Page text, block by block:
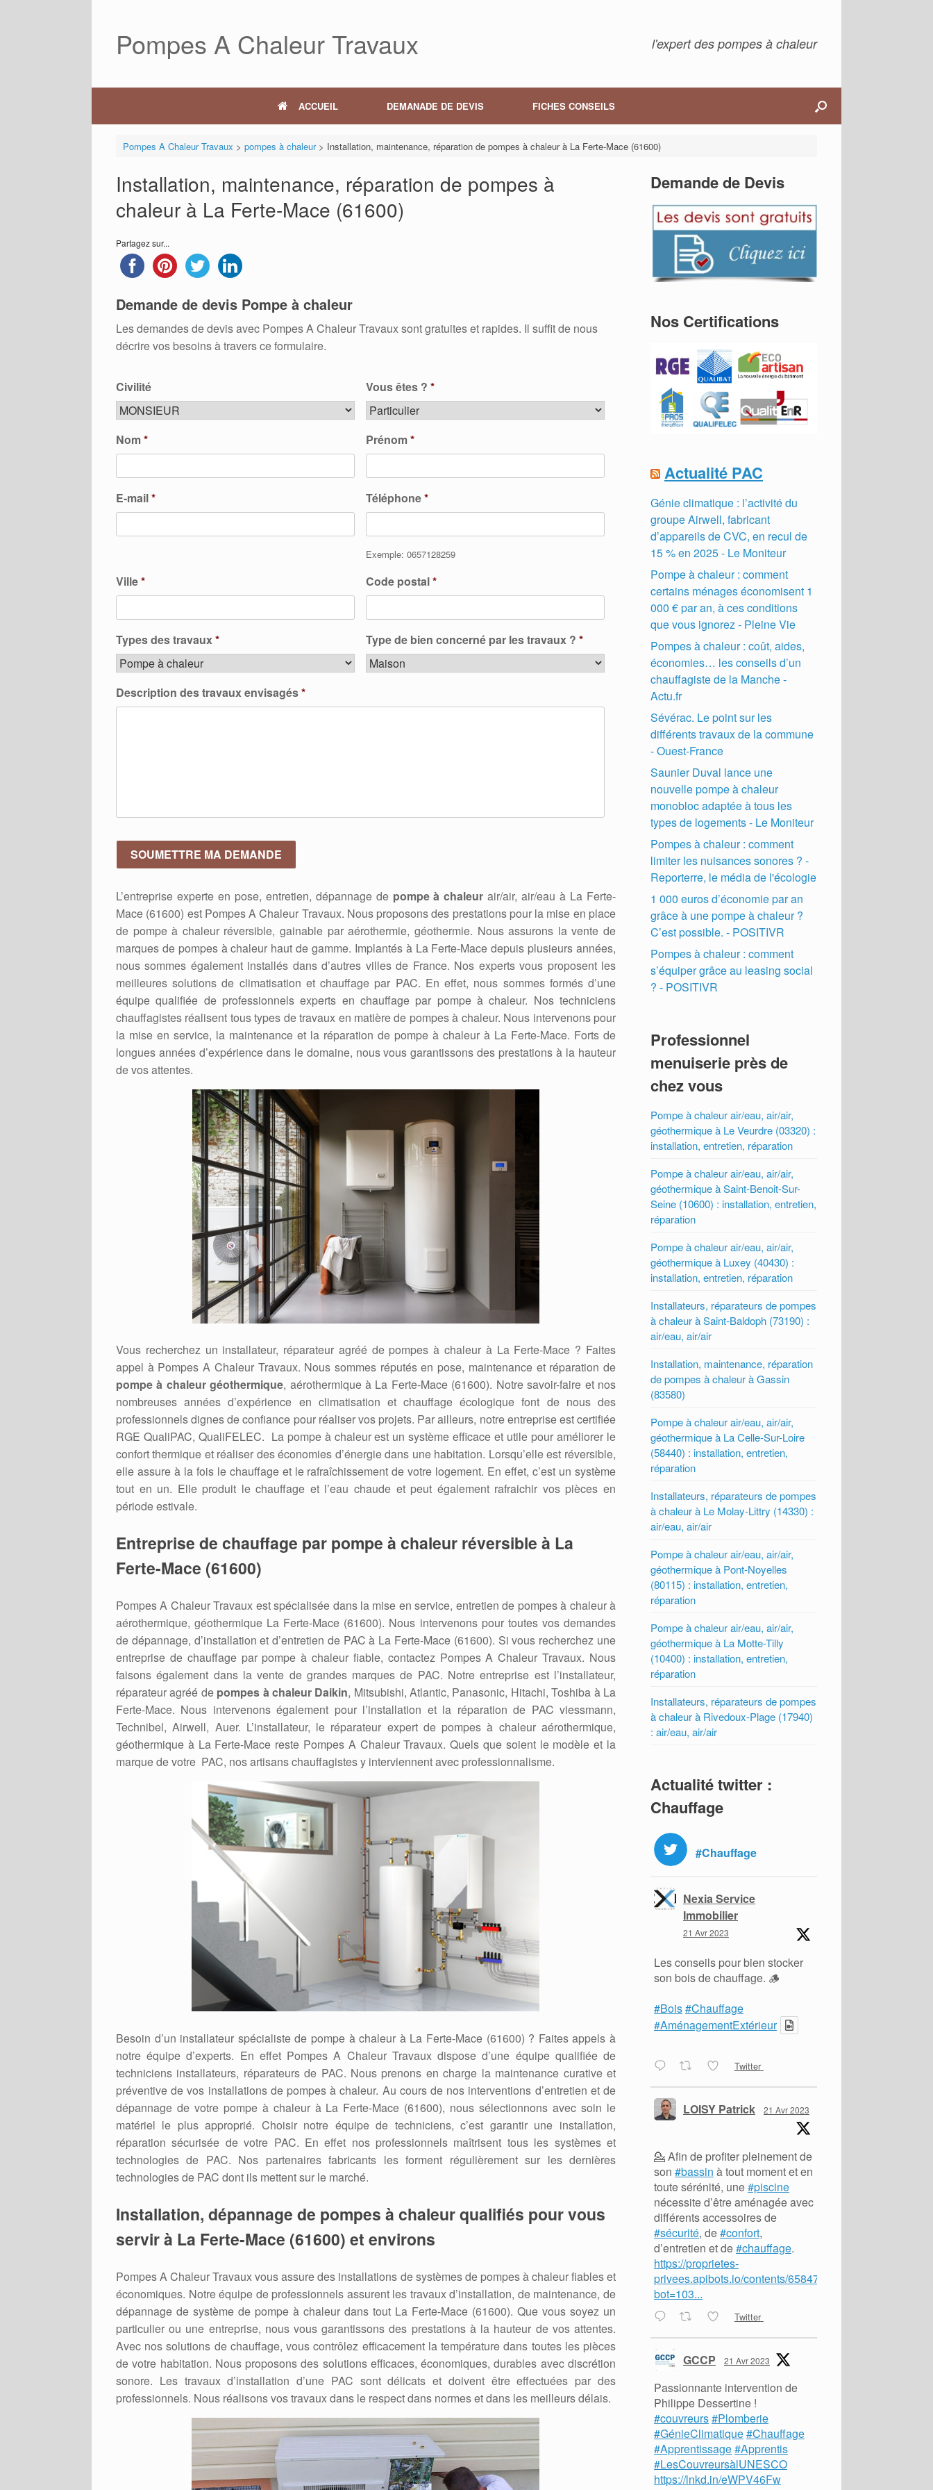
contentPompes A Chaleur Travaux l'expert des pompes à chaleur
ACCUEIL DEMANADE DE DEVIS FICHES CONSEILS
Pompes A Chaleur Travaux > pompes à chaleur> Installation, maintenance, réparation de pompes à chaleur à La Ferte-Mace (61600)
Installation, maintenance, réparation de pompes à
chaleur à La Ferte-Mace (61600)
Partagez sur...
Demande de devis Pompe à chaleur
Les demandes de devis avec Pompes A Chaleur Travaux sont gratuites et rapides. Il suffit de nous
décrire vos besoins à travers ce formulaire.
Civilité Vous êtes ? *
Nom* Prénom*
E-mail* Téléphone*
Exemple: 0657128259
Ville* Code postal*
Types des travaux* Type de bien concerné par les travaux ? *
Description des travaux envisagés*
L’entreprise experte en pose, entretien, dépannage de pompe à chaleurair/air, air/eau à La Ferte-
Mace (61600) est Pompes A Chaleur Travaux. Nous proposons des prestations pour la mise en place
de pompe à chaleur réversible, gainable par aérothermie, géothermie. Nous assurons la vente de
marques de pompes à chaleur haut de gamme. Implantés à La Ferte-Mace depuis plusieurs années,
nous sommes également installés dans d’autres villes de France. Nos experts vous proposent les
meilleures solutions de climatisation et chauffage par PAC. En effet, nous sommes formés d’une
équipe qualifiée de professionnels experts en chauffage par pompe à chaleur. Nos techniciens
chauffagistes réalisent tous types de travaux en matière de pompes à chaleur. Nous intervenons pour
la mise en service, la maintenance et la réparation de pompe à chaleur à La Ferte-Mace. Forts de
longues années d’expérience dans le domaine, nous vous garantissons des prestations à la hauteur
de vos attentes.
Vous recherchez un installateur, réparateur agréé de pompes à chaleur à La Ferte-Mace ? Faites
appel à Pompes A Chaleur Travaux. Nous sommes réputés en pose, maintenance et réparation de
pompe à chaleur géothermique, aérothermique à La Ferte-Mace (61600). Notre savoir-faire et nos
nombreuses années d’expérience en climatisation et chauffage écologique font de nous des
professionnels dignes de confiance pour réaliser vos projets. Par ailleurs, notre entreprise est certifiée
RGE QualiPAC, QualiFELEC. La pompe à chaleur est un système efficace et utile pour améliorer le
confort thermique et réaliser des économies d’énergie dans une habitation. Lorsqu’elle est réversible,
elle assure à la fois le chauffage et le rafraîchissement de votre logement. En effet, c’est un système
tout en un. Elle produit le chauffage et l’eau chaude et peut également rafraichir vos pièces en
période estivale.
Entreprise de chauffage par pompe à chaleur réversible à La
Ferte-Mace (61600)
Pompes A Chaleur Travaux est spécialisée dans la mise en service, entretien de pompes à chaleur à
aérothermique, géothermique La Ferte-Mace (61600). Nous intervenons pour toutes vos demandes
de dépannage, d’installation et d’entretien de PAC à La Ferte-Mace (61600). Si vous recherchez une
entreprise de chauffage par pompe à chaleur fiable, contactez Pompes A Chaleur Travaux. Nous
faisons également dans la vente de grandes marques de PAC. Notre entreprise est l’installateur,
réparateur agréé de pompes à chaleur Daikin, Mitsubishi, Atlantic, Panasonic, Hitachi, Toshiba à La
Ferte-Mace. Nous intervenons également pour l’installation et la réparation de PAC viessmann,
Technibel, Airwell, Auer. L’installateur, le réparateur expert de pompes à chaleur aérothermique,
géothermique à La Ferte-Mace reste Pompes A Chaleur Travaux. Quels que soient le modèle et la
marque de votre PAC, nos artisans chauffagistes y interviennent avec professionnalisme.
Besoin d’un installateur spécialiste de pompe à chaleur à La Ferte-Mace (61600) ? Faites appels à
notre équipe d’experts. En effet Pompes A Chaleur Travaux dispose d’une équipe qualifiée de
techniciens installateurs, réparateurs de PAC. Nous prenons en charge la maintenance curative et
préventive de vos installations de pompes à chaleur. Au cours de nos interventions d’entretien et de
dépannage de votre pompe à chaleur à La Ferte-Mace (61600), nous sélectionnons avec soin le
matériel le plus approprié. Choisir notre équipe de techniciens, c’est garantir une installation,
réparation sécurisée de votre PAC. En effet nos professionnels maîtrisent tous les systèmes et
technologies de PAC. Nos partenaires fabricants les forment régulièrement sur les dernières
technologies de PAC dont ils mettent sur le marché.
Installation, dépannage de pompes à chaleur qualifiés pour vous
servir à La Ferte-Mace (61600) et environs
Pompes A Chaleur Travaux vous assure des installations de systèmes de pompes à chaleur fiables et
économiques. Notre équipe de professionnels assurent les travaux d’installation, de maintenance, de
dépannage de système de pompe à chaleur dans tout La Ferte-Mace (61600). Que vous soyez un
particulier ou une entreprise, nous vous garantissons des prestations à la hauteur de vos attentes.
Avec nos solutions de chauffage, vous contrôlez efficacement la température dans toutes les pièces
de votre habitation. Nous proposons des solutions efficaces, économiques, durables avec discrétion
sonore. Les travaux d’installation d’une PAC sont délicats et doivent être effectuées par des
professionnels. Nous réalisons vos travaux dans le respect dans normes et dans les meilleurs délais.
Demande de Devis
Nos Certifications
Actualité PAC
Génie climatique : l’activité du
groupe Airwell, fabricant
d’appareils de CVC, en recul de
15 % en 2025 - Le Moniteur
Pompe à chaleur : comment
certains ménages économisent 1
000 € par an, à ces conditions
que vous ignorez - Pleine Vie
Pompes à chaleur : coût, aides,
économies… les conseils d’un
chauffagiste de la Manche -
Actu.fr
Sévérac. Le point sur les
différents travaux de la commune
- Ouest-France
Saunier Duval lance une
nouvelle pompe à chaleur
monobloc adaptée à tous les
types de logements - Le Moniteur
Pompes à chaleur : comment
limiter les nuisances sonores ? -
Reporterre, le média de l'écologie
1 000 euros d’économie par an
grâce à une pompe à chaleur ?
C’est possible. - POSITIVR
Pompes à chaleur : comment
s’équiper grâce au leasing social
? - POSITIVR
Professionnel
menuiserie près de
chez vous
Pompe à chaleur air/eau, air/air,
géothermique à Le Veurdre (03320) :
installation, entretien, réparation
Pompe à chaleur air/eau, air/air,
géothermique à Saint-Benoit-Sur-
Seine (10600) : installation, entretien,
réparation
Pompe à chaleur air/eau, air/air,
géothermique à Luxey (40430) :
installation, entretien, réparation
Installateurs, réparateurs de pompes
à chaleur à Saint-Baldoph (73190) :
air/eau, air/air
Installation, maintenance, réparation
de pompes à chaleur à Gassin
(83580)
Pompe à chaleur air/eau, air/air,
géothermique à La Celle-Sur-Loire
(58440) : installation, entretien,
réparation
Installateurs, réparateurs de pompes
à chaleur à Le Molay-Littry (14330) :
air/eau, air/air
Pompe à chaleur air/eau, air/air,
géothermique à Pont-Noyelles
(80115) : installation, entretien,
réparation
Pompe à chaleur air/eau, air/air,
géothermique à La Motte-Tilly
(10400) : installation, entretien,
réparation
Installateurs, réparateurs de pompes
à chaleur à Rivedoux-Plage (17940)
: air/eau, air/air
Actualité twitter :
Chauffage
#Chauffage
Nexia Service
Immobilier
21 Avr 2023
Les conseils pour bien stocker
son bois de chauffage. 🪵
#Bois#Chauffage
#AménagementExtérieur
Twitter
LOISY Patrick 21 Avr 2023
💁 Afin de profiter pleinement de
son#bassin à tout moment et en
toute sérénité, une#piscine
nécessite d’être aménagée avec
différents accessoires de
#sécurité, de#confort,
d’entretien et de#chauffage.
https://proprietes-
privees.apibots.io/contents/65847?
bot=103...
Twitter
GCCP 21 Avr 2023
Passionnante intervention de
Philippe Dessertine !
#couvreurs#Plomberie
#GénieClimatique#Chauffage
#Apprentissage#Apprentis
#LesCouvreursàlUNESCO
https://lnkd.in/eWPV46Fw